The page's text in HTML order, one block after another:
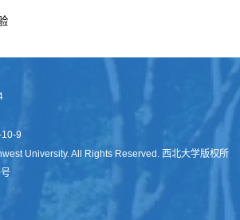
10-9
University. All Rights Reserved. 西北大学版权所